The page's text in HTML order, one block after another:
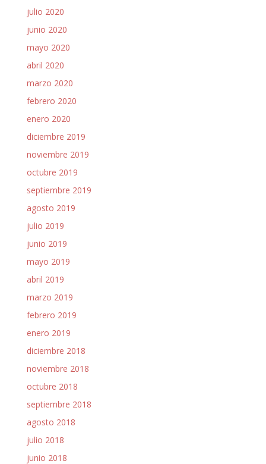
julio 2020
junio 2020
mayo 2020
abril 2020
marzo 2020
febrero 2020
enero 2020
diciembre 2019
noviembre 2019
octubre 2019
septiembre 2019
agosto 2019
julio 2019
junio 2019
mayo 2019
abril 2019
marzo 2019
febrero 2019
enero 2019
diciembre 2018
noviembre 2018
octubre 2018
septiembre 2018
agosto 2018
julio 2018
junio 2018